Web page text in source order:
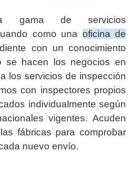
gama de servicios
como una oficina de
con un conocimiento
se hacen los negocios en
los servicios de inspección
con inspectores propios
individualmente según
vigentes. Acuden
fábricas para comprobar
nuevo envío.